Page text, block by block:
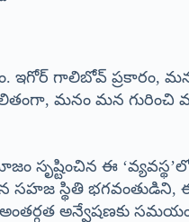
గాలిబోవ్ ప్రకారం, మన
మనం మన గురించి
సృష్టించిన ఈ
స్థితి భగవంతుడిని,
అన్వేషణకు